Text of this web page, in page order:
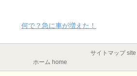
何で？急に車が増えた！
ホーム home
サイトマップ site